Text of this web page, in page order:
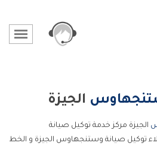
الجيزة
الجيزة مركز خدمة توكيل صيانة
توكيل صيانة وستنجهاوس الجيزة و الخط